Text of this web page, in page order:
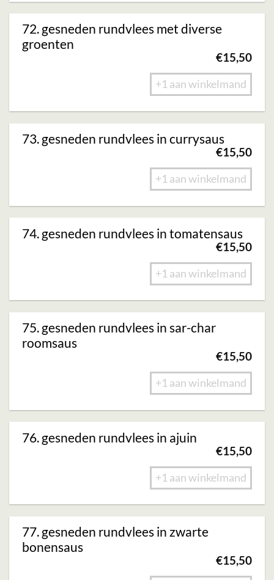
72. gesneden rundvlees met diverse
groenten
€15,50
+1 aan winkelmand
73. gesneden rundvlees in currysaus
€15,50
+1 aan winkelmand
74. gesneden rundvlees in tomatensaus
€15,50
+1 aan winkelmand
75. gesneden rundvlees in sar-char
roomsaus
€15,50
+1 aan winkelmand
76. gesneden rundvlees in ajuin
€15,50
+1 aan winkelmand
77. gesneden rundvlees in zwarte
bonensaus
€15,50